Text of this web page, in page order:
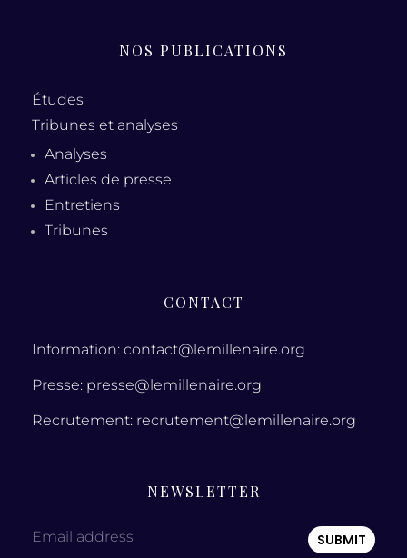
NOS PUBLICATIONS
Études
Tribunes et analyses
Analyses
Articles de presse
Entretiens
Tribunes
CONTACT
Information: contact@lemillenaire.org
Presse: presse@lemillenaire.org
Recrutement: recrutement@lemillenaire.org
NEWSLETTER
Email address